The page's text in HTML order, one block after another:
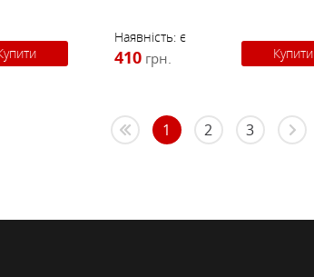
Наявність: є
410 грн. Купити
1 2 3